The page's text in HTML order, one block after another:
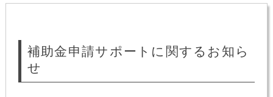
補助金申請サポートに関するお知ら
せ